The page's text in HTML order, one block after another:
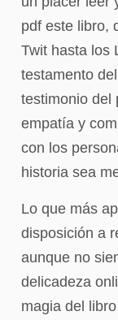
pdf este libro,
Twit hasta los
testamento
testimonio del
empatía y
con los
historia sea
Lo que más
disposición a
aunque no
delicadeza
magia del